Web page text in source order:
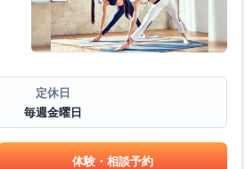
定休日
毎週金曜日
体験・相談予約